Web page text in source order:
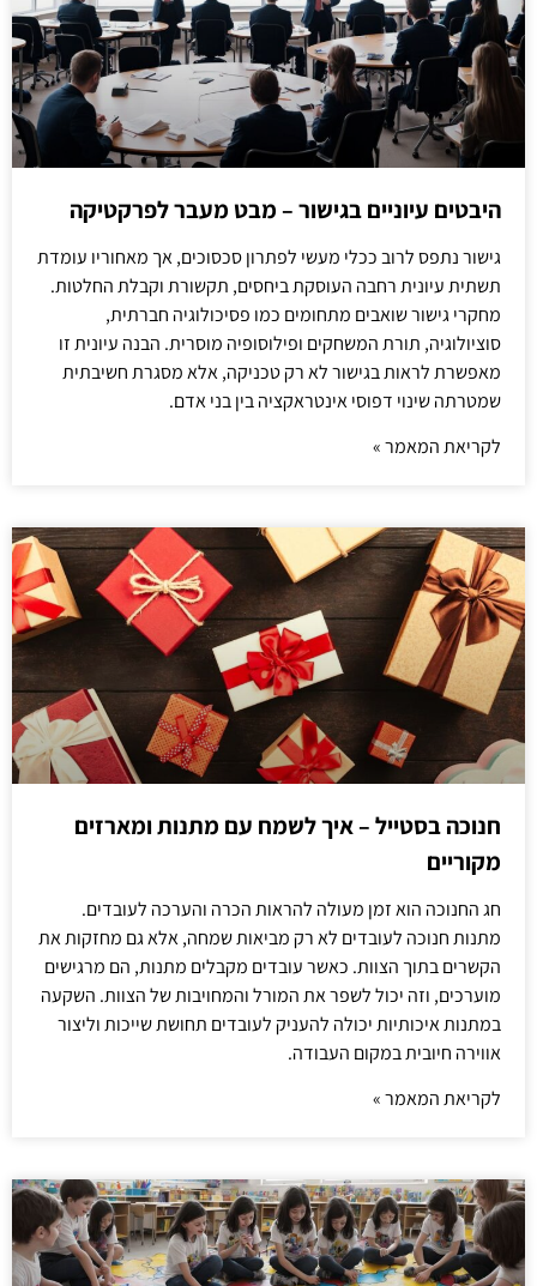
היבטים עיוניים בגישור – מבט מעבר לפרקטיקה
גישור נתפס לרוב ככלי מעשי לפתרון סכסוכים, אך מאחוריו עומדת
תשתית עיונית רחבה העוסקת ביחסים, תקשורת וקבלת החלטות.
מחקרי גישור שואבים מתחומים כמו פסיכולוגיה חברתית,
סוציולוגיה, תורת המשחקים ופילוסופיה מוסרית. הבנה עיונית זו
מאפשרת לראות בגישור לא רק טכניקה, אלא מסגרת חשיבתית
שמטרתה שינוי דפוסי אינטראקציה בין בני אדם.
לקריאת המאמר »
חנוכה בסטייל – איך לשמח עם מתנות ומארזים
מקוריים
חג החנוכה הוא זמן מעולה להראות הכרה והערכה לעובדים.
מתנות חנוכה לעובדים לא רק מביאות שמחה, אלא גם מחזקות את
הקשרים בתוך הצוות. כאשר עובדים מקבלים מתנות, הם מרגישים
מוערכים, וזה יכול לשפר את המורל והמחויבות של הצוות. השקעה
במתנות איכותיות יכולה להעניק לעובדים תחושת שייכות וליצור
אווירה חיובית במקום העבודה.
לקריאת המאמר »